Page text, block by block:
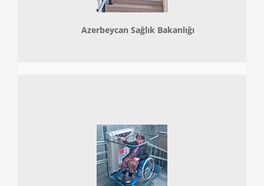
Azerbeycan Sağlık Bakanlığı